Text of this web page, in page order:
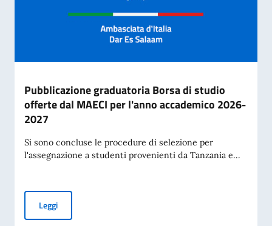
Pubblicazione graduatoria Borsa di studio
offerte dal MAECI per l'anno accademico 2026-
2027
Si sono concluse le procedure di selezione per
l'assegnazione a studenti provenienti da Tanzania e...
LeggiPubblicazione graduatoria Borsa di studio offerte dal